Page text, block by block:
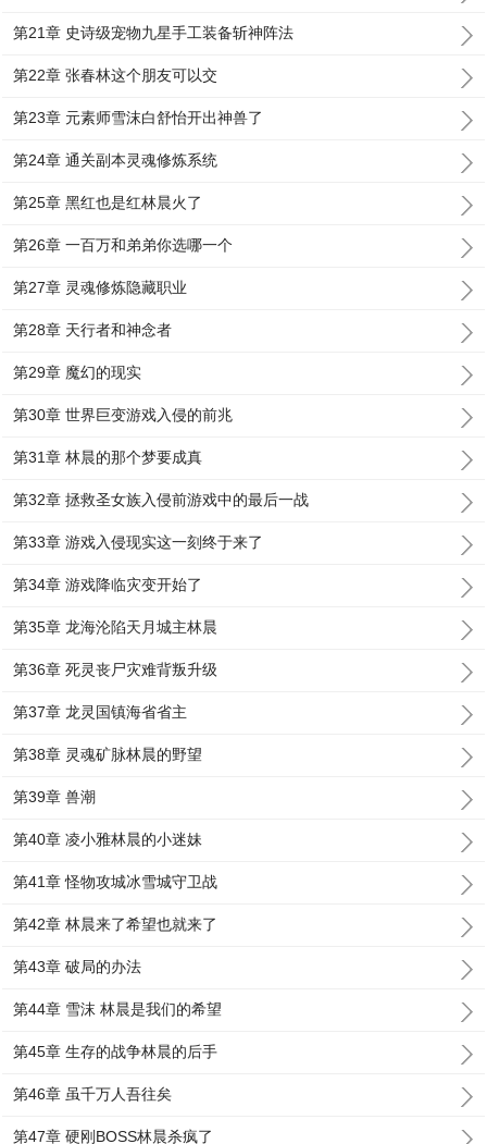
第21章 史诗级宠物九星手工装备斩神阵法
第22章 张春林这个朋友可以交
第23章 元素师雪沫白舒怡开出神兽了
第24章 通关副本灵魂修炼系统
第25章 黑红也是红林晨火了
第26章 一百万和弟弟你选哪一个
第27章 灵魂修炼隐藏职业
第28章 天行者和神念者
第29章 魔幻的现实
第30章 世界巨变游戏入侵的前兆
第31章 林晨的那个梦要成真
第32章 拯救圣女族入侵前游戏中的最后一战
第33章 游戏入侵现实这一刻终于来了
第34章 游戏降临灾变开始了
第35章 龙海沦陷天月城主林晨
第36章 死灵丧尸灾难背叛升级
第37章 龙灵国镇海省省主
第38章 灵魂矿脉林晨的野望
第39章 兽潮
第40章 凌小雅林晨的小迷妹
第41章 怪物攻城冰雪城守卫战
第42章 林晨来了希望也就来了
第43章 破局的办法
第44章 雪沫 林晨是我们的希望
第45章 生存的战争林晨的后手
第46章 虽千万人吾往矣
第47章 硬刚BOSS林晨杀疯了